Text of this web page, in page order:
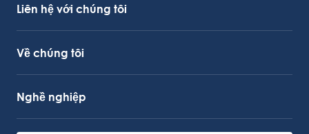
Liên hệ với chúng tôi
Về chúng tôi
Nghề nghiệp